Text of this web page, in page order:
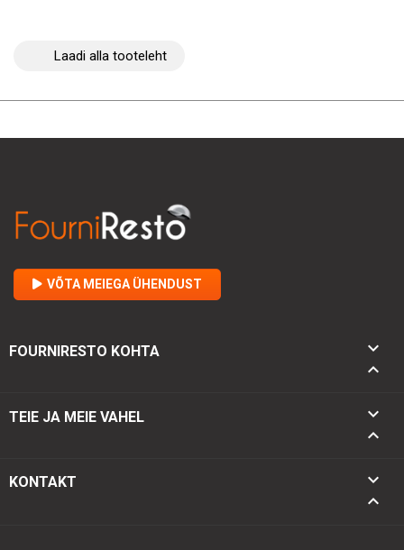
Laadi alla tooteleht
VÕTA MEIEGA ÜHENDUST
FOURNIRESTO KOHTA


TEIE JA MEIE VAHEL


KONTAKT
keyboard_arrow_down
keyboard_arrow_up